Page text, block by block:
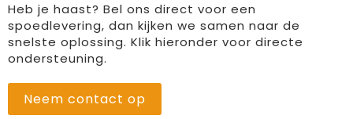
Heb je haast? Bel ons direct voor een
spoedlevering, dan kijken we samen naar de
snelste oplossing. Klik hieronder voor directe
ondersteuning.
Neem contact op